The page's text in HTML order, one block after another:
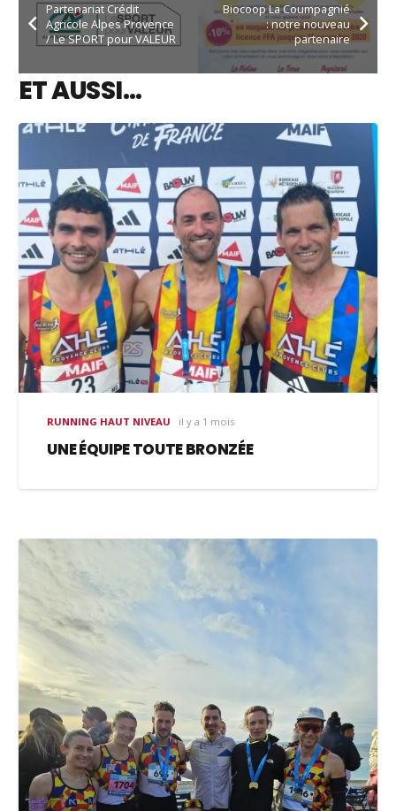
Partenariat Crédit
Agricole Alpes Provence
/ Le SPORT pour VALEUR
Biocoop La Coumpagnié
: notre nouveau
partenaire
ET AUSSI…
RUNNING HAUT NIVEAU il y a 1 mois
UNE ÉQUIPE TOUTE BRONZÉE